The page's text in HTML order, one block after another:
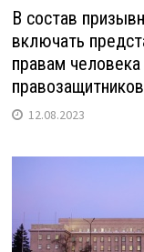
В состав
включать
правам
правозащитников
12.08.2023